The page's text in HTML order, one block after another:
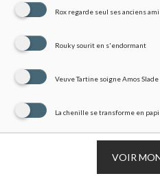
Rox regarde seul ses anciens
Rouky sourit en s'endormant
Veuve Tartine soigne Amos Slade
La chenille se transforme en
VOIR